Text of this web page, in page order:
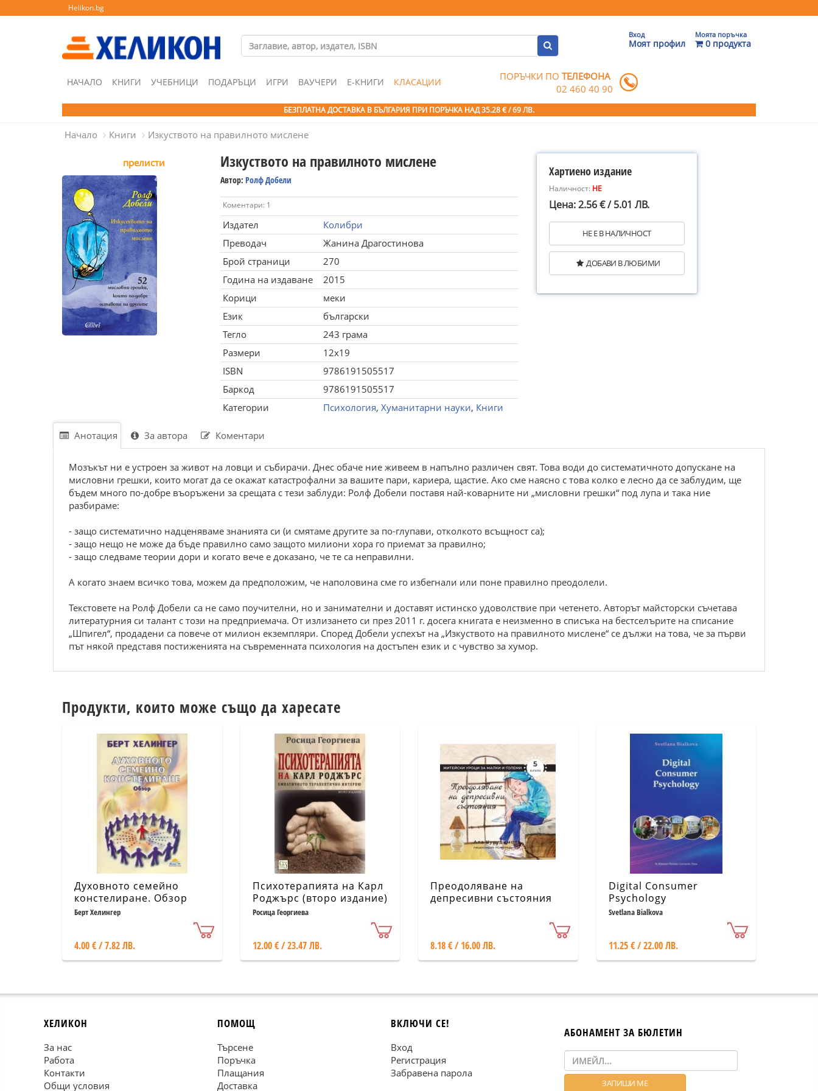
Helikon.bg
Вход
Моят профил
Моята поръчка
0 продукта
НАЧАЛО КНИГИ УЧЕБНИЦИ ПОДАРЪЦИ ИГРИ ВАУЧЕРИ Е-КНИГИ КЛАСАЦИИ ПОРЪЧКИ ПОТЕЛЕФОНА
02 460 40 90
БЕЗПЛАТНА ДОСТАВКА В БЪЛГАРИЯ ПРИ ПОРЪЧКА НАД 35.28 € / 69 ЛВ.
Начало Книги Изкуството на правилното мислене
прелисти Изкуството на правилното мислене
Автор: Ролф Добели
Коментари: 1
Издател
Колибри
Преводач
Жанина Драгостинова
Брой страници
270
Година на издаване
2015
Корици
меки
Език
български
Тегло
243 грама
Размери
12x19
ISBN
9786191505517
Баркод
9786191505517
Категории
Психология, Хуманитарни науки, Книги
Хартиено издание
Наличност: НЕ
Цена: 2.56 € / 5.01 ЛВ.
НЕ Е В НАЛИЧНОСТ
ДОБАВИ В ЛЮБИМИ
Анотация За автора Коментари
Мозъкът ни е устроен за живот на ловци и събирачи. Днес обаче ние живеем в напълно различен свят. Това води до систематичното допускане на
мисловни грешки, които могат да се окажат катастрофални за вашите пари, кариера, щастие. Ако сме наясно с това колко е лесно да се заблудим, ще
бъдем много по-добре въоръжени за срещата с тези заблуди: Ролф Добели поставя най-коварните ни „мисловни грешки“ под лупа и така ние
разбираме:
- защо систематично надценяваме знанията си (и смятаме другите за по-глупави, отколкото всъщност са);
- защо нещо не може да бъде правилно само защото милиони хора го приемат за правилно;
- защо следваме теории дори и когато вече е доказано, че те са неправилни.
А когато знаем всичко това, можем да предположим, че наполовина сме го избегнали или поне правилно преодолели.
Текстовете на Ролф Добели са не само поучителни, но и занимателни и доставят истинско удоволствие при четенето. Авторът майсторски съчетава
литературния си талант с този на предприемача. От излизането си през 2011 г. досега книгата е неизменно в списъка на бестселърите на списание
„Шпигел“, продадени са повече от милион екземпляри. Според Добели успехът на „Изкуството на правилното мислене“ се дължи на това, че за първи
път някой представя постиженията на съвременната психология на достъпен език и с чувство за хумор.
Продукти, които може също да харесате
Духовното семейно
констелиране. Обзор
Берт Хелингер
4.00 € / 7.82 ЛВ.
Психотерапията на Карл
Роджърс (второ издание)
Росица Георгиева
12.00 € / 23.47 ЛВ.
Преодоляване на
депресивни състояния
8.18 € / 16.00 ЛВ.
Digital Consumer
Psychology
Svetlana Bialkova
11.25 € / 22.00 ЛВ.
ХЕЛИКОН
За нас
Работа
Контакти
Общи условия
ПОМОЩ
Търсене
Поръчка
Плащания
Доставка
ВКЛЮЧИ СЕ!
Вход
Регистрация
Забравена парола
АБОНАМЕНТ ЗА БЮЛЕТИН